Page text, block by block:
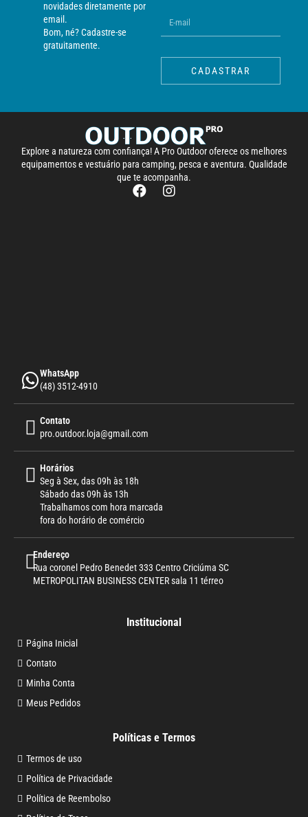
novidades diretamente por
email.
Bom, né? Cadastre-se
gratuitamente.
CADASTRAR
Explore a natureza com confiança! A Pro Outdoor oferece os melhores
equipamentos e vestuário para camping, pesca e aventura. Qualidade
que te acompanha.
WhatsApp
(48) 3512-4910
Contato
pro.outdoor.loja@gmail.com
Horários
Seg à Sex, das 09h às 18h
Sábado das 09h às 13h
Trabalhamos com hora marcada
fora do horário de comércio
Endereço
Rua coronel Pedro Benedet 333 Centro Criciúma SC
METROPOLITAN BUSINESS CENTER sala 11 térreo
Institucional
Página Inicial
Contato
Minha Conta
Meus Pedidos
Políticas e Termos
Termos de uso
Política de Privacidade
Política de Reembolso